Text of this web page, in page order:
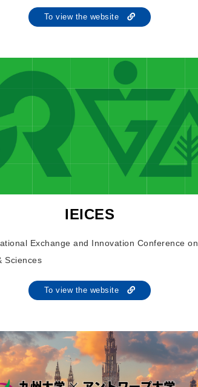
To view the website
IEICES
Exchange and Innovation Conference on
Sciences
To view the website